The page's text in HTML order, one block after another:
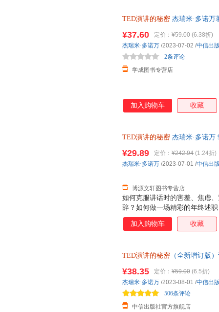
TED演讲的秘密 杰瑞米·多诺万
¥37.60 定价： ¥59.00 (6.38折)
学成图书专营店
2条评论
杰瑞米·多诺万 /2023-07-02 /中信出
加入购物车 收藏
TED演讲的秘密 杰瑞米·多诺万
如何克服讲话时的害羞、焦虑
辞？如何做一场精彩的年终述
赢得更大筹码？…… 工作、生
事实上，一切公开表达都属于
经验和心得，以65 场经典
人心，怎样表达才能引爆现场
树立自己的影响力，成功吸引
如何像 TED 那样鼓舞人心地
¥29.89 定价： ¥242.94 (1.24折)
博源文轩图书专营店
杰瑞米·多诺万 /2023-07-01 /中信出
加入购物车 收藏
TED演讲的秘密 （全新增订版
授，让公开表达成为你的核心
¥38.35 定价： ¥59.00 (6.5折)
中信出版社官方旗舰店
506条评论
杰瑞米·多诺万 /2023-08-01 /中信出